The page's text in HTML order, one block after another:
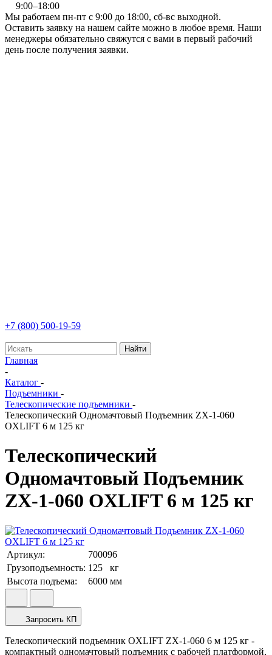
9:00–18:00
Мы работаем пн-пт с 9:00 до 18:00, сб-вс выходной.
Оставить заявку на нашем сайте можно в любое время. Наши
менеджеры обязательно свяжутся с вами в первый рабочий
день после получения заявки.
+7 (800) 500-19-59
Найти
Главная
-
Каталог -
Подъемники -
Телескопические подъемники -
Телескопический Одномачтовый Подъемник ZX-1-060
OXLIFT 6 м 125 кг
Телескопический
Одномачтовый Подъемник
ZX-1-060 OXLIFT 6 м 125 кг
Артикул:
700096
Грузоподъемность: 125
кг
Высота подъема:
6000 мм
Запросить КП
Телескопический подъемник OXLIFT ZX-1-060 6 м 125 кг -
компактный одномачтовый подъемник с рабочей платформой,